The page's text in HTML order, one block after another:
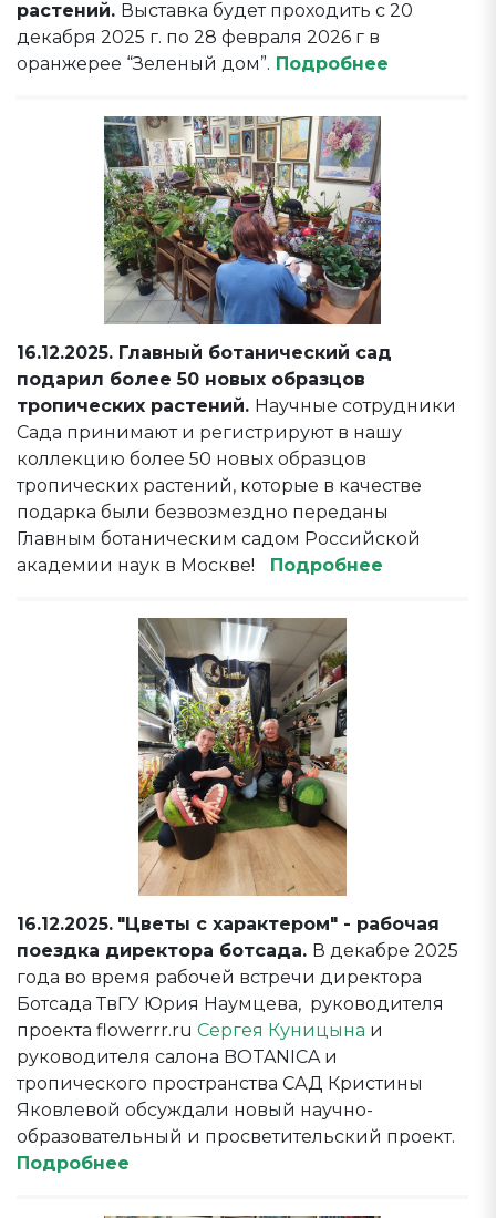
растений. Выставка будет проходить с 20
декабря 2025 г. по 28 февраля 2026 г в
оранжерее “Зеленый дом”. Подробнее
16.12.2025. Главный ботанический сад
подарил более 50 новых образцов
тропических растений. Научные сотрудники
Сада принимают и регистрируют в нашу
коллекцию более 50 новых образцов
тропических растений, которые в качестве
подарка были безвозмездно переданы
Главным ботаническим садом Российской
академии наук в Москве!
Подробнее
16.12.2025. "Цветы с характером" - рабочая
поездка директора ботсада. В декабре 2025
года во время рабочей встречи директора
Ботсада ТвГУ Юрия Наумцева, руководителя
проекта flowerrr.ru Сергея Куницына и
руководителя салона BOTANICA и
тропического пространства САД Кристины
Яковлевой обсуждали новый научно-
образовательный и просветительский проект.
Подробнее